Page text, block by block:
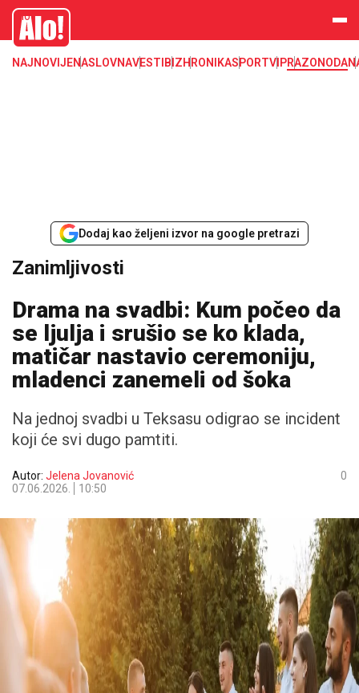
Zanimljivosti
Alo
NAJNOVIJENASLOVNAVESTI BIZHRONIKASPORTVIPRAZONODA
Dodaj kao željeni izvor na google pretrazi
Zanimljivosti
Drama na svadbi: Kum počeo da
se ljulja i srušio se ko klada,
matičar nastavio ceremoniju,
mladenci zanemeli od šoka
Na jednoj svadbi u Teksasu odigrao se incident
koji će svi dugo pamtiti.
Autor: Jelena Jovanović
07.06.2026.
10:50
0